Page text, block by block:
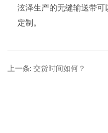
泫泽生产的无缝输送带
定制。
上一条: 交货时间如何？